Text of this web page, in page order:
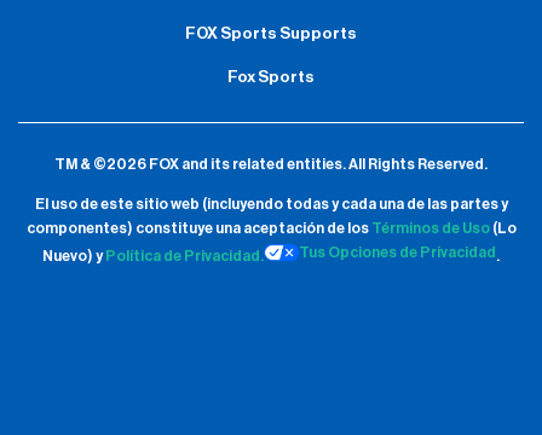
FOX Sports Supports
Fox Sports
TM & ©2026 FOX and its related entities.All Rights Reserved.
El uso de este sitio web (incluyendo todas y cada una de las partes y
componentes) constituye una aceptación de los Términos de Uso(Lo
Nuevo) y Política de Privacidad. Tus Opciones de Privacidad .